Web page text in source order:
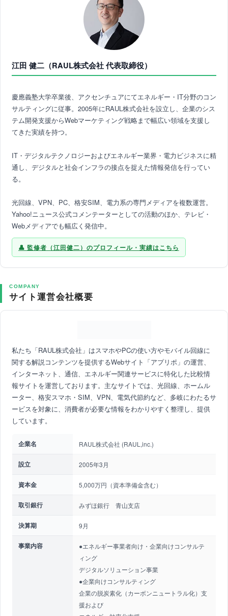
江田 健二（RAUL株式会社 代表取締役）
慶應義塾大学卒業後、アクセンチュアにてエネルギー・IT分野のコン
サルティングに従事。2005年にRAUL株式会社を設立し、企業のシス
テム開発支援からWebマーケティング戦略まで幅広い領域を支援し
てきた実績を持つ。
IT・デジタルテクノロジーおよびエネルギー業界・電力ビジネスに精
通し、デジタルと社会インフラの接点を捉えた情報発信を行ってい
る。
光回線、VPN、PC、格安SIM、電力系の専門メディアを複数運営。
Yahoo!ニュース公式コメンテーターとしての活動のほか、テレビ・
Webメディアでも幅広く発信中。
監修者（江田健二）のプロフィール・実績はこちら
COMPANY
サイト運営会社概要
私たち「RAUL株式会社」はスマホやPCの使い方やモバイル回線に
関する解説コンテンツを提供するWebサイト「アプリポ」の運営、
インターネット、通信、エネルギー関連サービスに特化した比較情
報サイトを運営しております。主なサイトでは、光回線、ホームル
ーター、格安スマホ・SIM、VPN、電気代節約など、多岐にわたるサ
ービスを対象に、消費者が必要な情報をわかりやすく整理し、提供
しています。
企業名 RAUL株式会社 (RAUL,inc.)
設立 2005年3月
資本金 5,000万円（資本準備金含む）
取引銀行 みずほ銀行 青山支店
決算期 9月
事業内容
●エネルギー事業者向け・企業向けコンサルテ
ィング
デジタルソリューション事業
●企業向けコンサルティング
企業の脱炭素化（カーボンニュートラル化）支
援および